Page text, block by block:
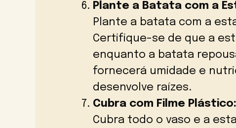
Plante a Batata com a
Plante a batata com a
Certifique-se de que a
enquanto a batata
fornecerá umidade e
desenvolve raízes.
Cubra com Filme Plástico:
Cubra todo o vaso e a